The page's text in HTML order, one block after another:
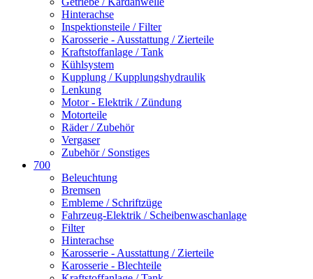
Hinterachse
Inspektionsteile / Filter
Karosserie - Ausstattung / Zierteile
Kraftstoffanlage / Tank
Kühlsystem
Kupplung / Kupplungshydraulik
Lenkung
Motor - Elektrik / Zündung
Motorteile
Räder / Zubehör
Vergaser
Zubehör / Sonstiges
700
Beleuchtung
Bremsen
Embleme / Schriftzüge
Fahrzeug-Elektrik / Scheibenwaschanlage
Filter
Hinterachse
Karosserie - Ausstattung / Zierteile
Karosserie - Blechteile